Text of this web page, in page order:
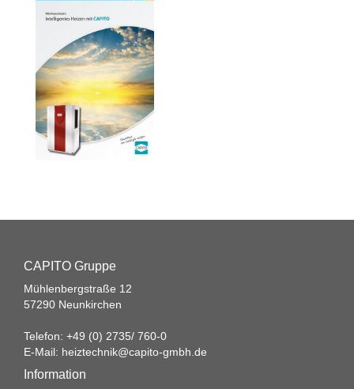
CAPITO Gruppe
Mühlenbergstraße 12
57290 Neunkirchen
Telefon: +49 (0) 2735/ 760-0
E-Mail: heiztechnik@capito-gmbh.de
Information